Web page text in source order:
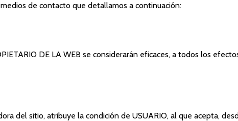
de contacto que detallamos a continuación:
DE LA WEB se considerarán eficaces, a todos los
del sitio, atribuye la condición de USUARIO, al que acepta,